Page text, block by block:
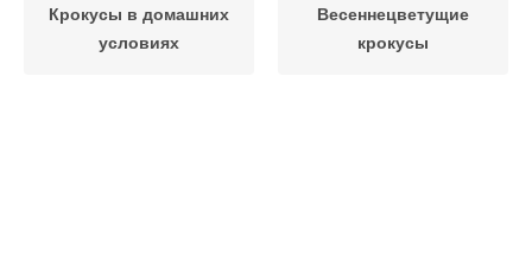
Крокусы в домашних
условиях
Весеннецветущие
крокусы